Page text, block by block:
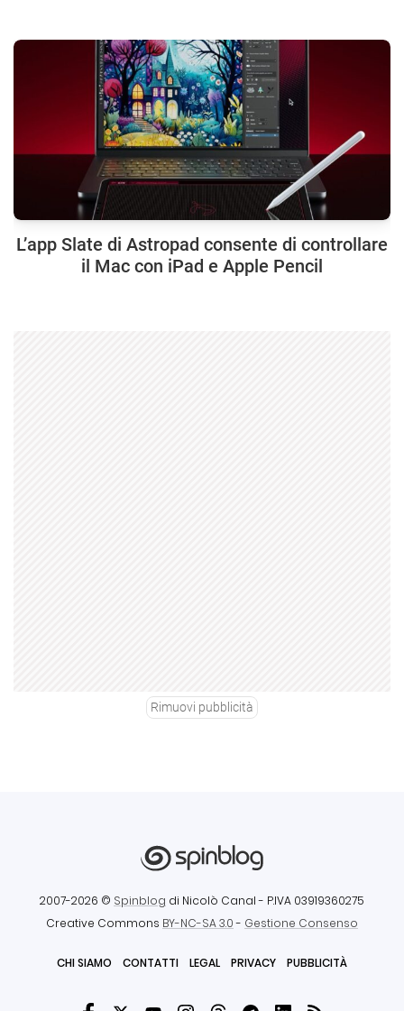
L’app Slate di Astropad consente di controllare
il Mac con iPad e Apple Pencil
Rimuovi pubblicità
2007-2026 © Spinblog di Nicolò Canal - P.IVA 03919360275
Creative Commons BY-NC-SA 3.0- Gestione Consenso
CHI SIAMO CONTATTI LEGAL PRIVACY PUBBLICITÀ